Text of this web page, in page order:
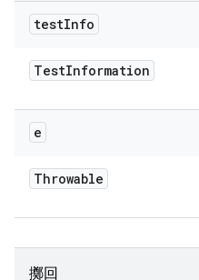
testInfo
TestInformation
e
Throwable
擲回